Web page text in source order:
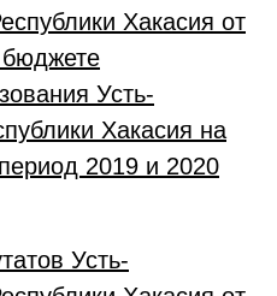
Хакасия от
Усть-
Хакасия на
2019 и 2020
Усть-